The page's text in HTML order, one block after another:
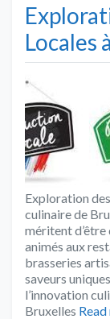
Locales
Exploration
culinaire de
méritent
animés aux
brasseries
saveurs
l’innovation
Bruxelles